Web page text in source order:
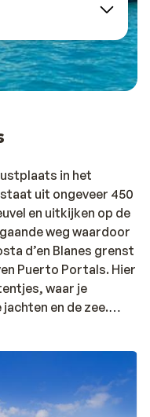
in het
uit ongeveer 450
en uitkijken op de
weg waardoor
d’en Blanes grenst
Puerto Portals. Hier
waar je
en de zee.
familie is Marineland
shows